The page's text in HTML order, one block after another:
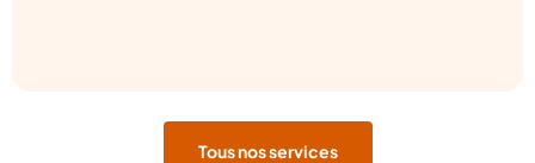
Tous nos services